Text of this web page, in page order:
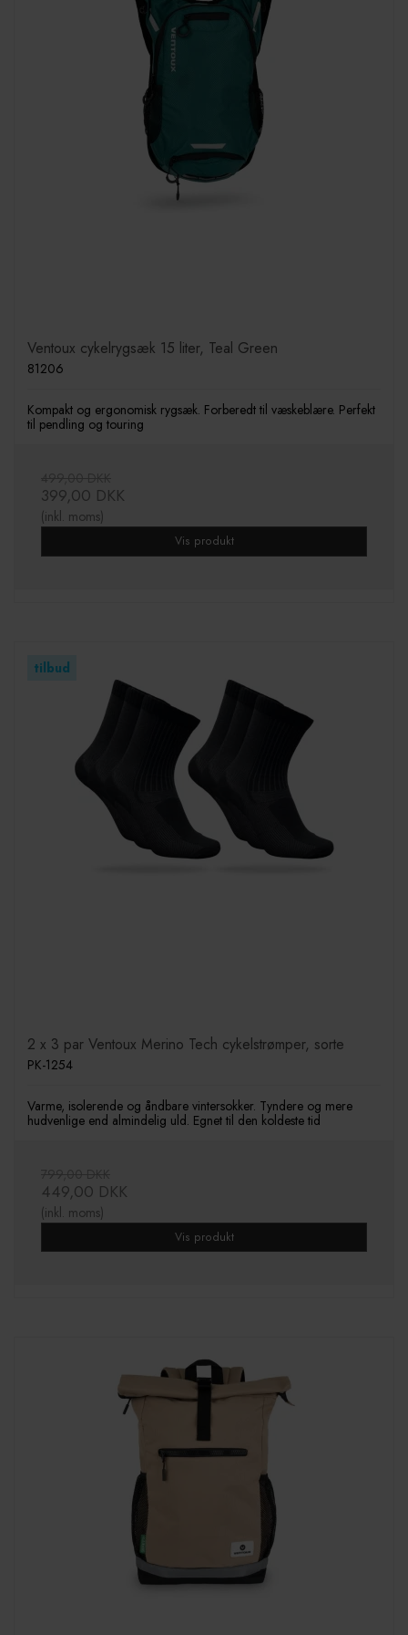
Ventoux cykelrygsæk 15 liter, Teal Green
81206
Kompakt og ergonomisk rygsæk. Forberedt til væskeblære. Perfekt
til pendling og touring
399,00 DKK
(inkl. moms)
Vis produkt
tilbud
2 x 3 par Ventoux Merino Tech cykelstrømper, sorte
PK-1254
Varme, isolerende og åndbare vintersokker. Tyndere og mere
hudvenlige end almindelig uld. Egnet til den koldeste tid
449,00 DKK
(inkl. moms)
Vis produkt